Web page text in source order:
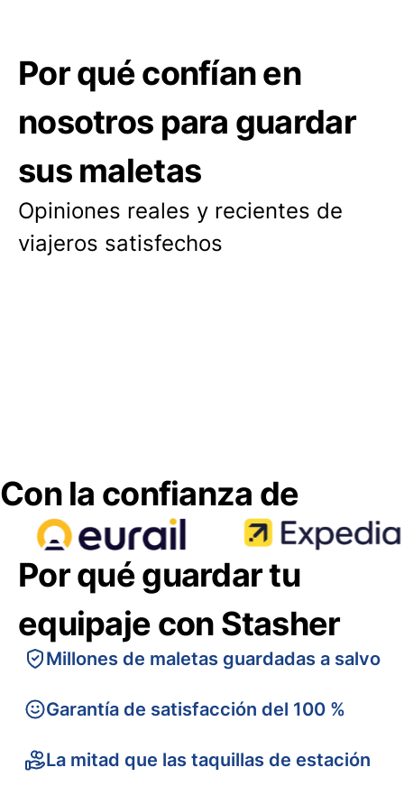
Por qué confían en
nosotros para guardar
sus maletas
Opiniones reales y recientes de
viajeros satisfechos
Con la confianza de
Por qué guardar tu
equipaje con Stasher
Millones de maletas guardadas a salvo
Garantía de satisfacción del 100 %
La mitad que las taquillas de estación